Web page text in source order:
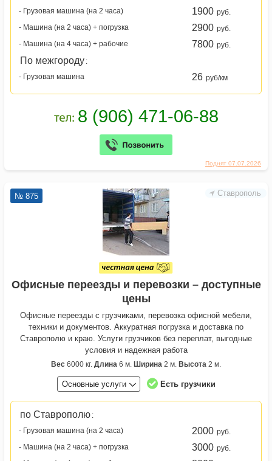
Поднят 07.07.2026
- Грузовая машина (на 2 часа)
1900 руб.
- Машина (на 2 часа) + погрузка
2900 руб.
- Машина (на 4 часа) + рабочие
7800 руб.
По межгороду :
- Грузовая машина
26 руб/км
Ставрополь
№ 875
Офисные переезды и перевозки – доступные
цены
Офисные переезды с грузчиками, перевозка офисной мебели,
техники и документов. Аккуратная погрузка и доставка по
Ставрополю и краю. Услуги грузчиков без переплат, выгодные
условия и надежная работа
Вес 6000 кг. Длина 6 м. Ширина 2 м. Высота 2 м.
Основные услуги Есть грузчики
по Ставрополю :
- Грузовая машина (на 2 часа)
2000 руб.
- Машина (на 2 часа) + погрузка
3000 руб.